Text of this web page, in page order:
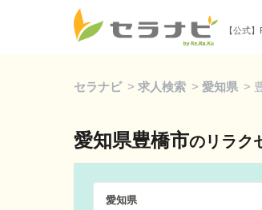
【公式
セラナビ > 求人検索 > 愛知県 >
愛知県豊橋市のリラク